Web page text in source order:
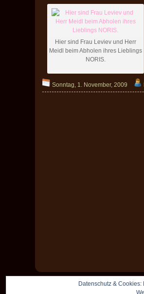
Hier sind Frau Leviev und Herr
Meidl beim Abholen ihres Lieblings
NORIS.
Sonntag, 1. November, 2009
Datenschutz &